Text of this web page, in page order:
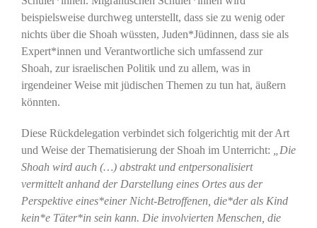
beispielsweise durchweg unterstellt, dass sie zu wenig oder
nichts über die Shoah wüssten, Juden*Jüdinnen, dass sie als
Expert*innen und Verantwortliche sich umfassend zur
Shoah, zur israelischen Politik und zu allem, was in
irgendeiner Weise mit jüdischen Themen zu tun hat, äußern
könnten.
Diese Rückdelegation verbindet sich folgerichtig mit der Art
und Weise der Thematisierung der Shoah im Unterricht:
„Die
Shoah wird auch (…) abstrakt und entpersonalisiert
vermittelt anhand der Darstellung eines Ortes aus der
Perspektive eines*einer Nicht-Betroffenen, die*der als Kind
kein*e Täter*in sein kann. Die involvierten Menschen, die